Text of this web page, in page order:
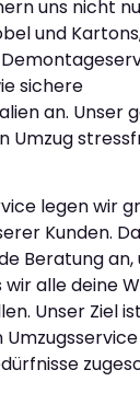
uns nicht
und
sichere
an. Unser
Umzug
legen wir
Kunden.
Beratung an,
alle deine
Unser Ziel